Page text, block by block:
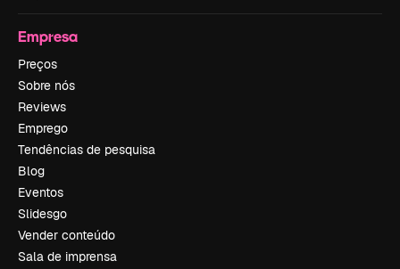
Empresa
Preços
Sobre nós
Reviews
Emprego
Tendências de pesquisa
Blog
Eventos
Slidesgo
Vender conteúdo
Sala de imprensa